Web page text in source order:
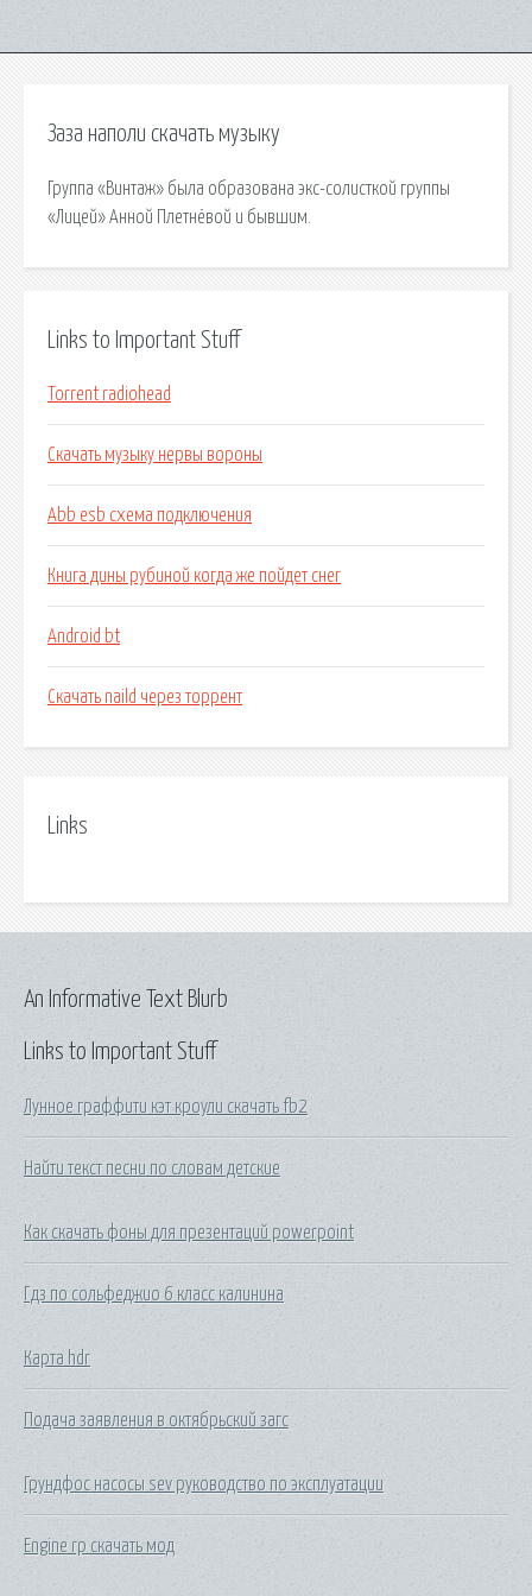
Заза наполи скачать музыку
Группа «Винтаж» была образована экс-солисткой группы
«Лицей» Анной Плетнёвой и бывшим.
Links to Important Stuff
Torrent radiohead
Скачать музыку нервы вороны
Abb esb схема подключения
Книга дины рубиной когда же пойдет снег
Android bt
Скачать naild через торрент
Links
Links to Important Stuff
Лунное граффити кэт кроули скачать fb2
Найти текст песни по словам детские
Как скачать фоны для презентаций powerpoint
Гдз по сольфеджио 6 класс калинина
Карта hdr
Подача заявления в октябрьский загс
Грундфос насосы sev руководство по эксплуатации
Engine rp скачать мод
An Informative Text Blurb